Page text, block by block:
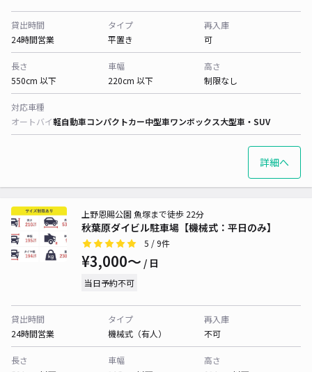
貸出時間
24時間営業
タイプ
平置き
再入庫
可
長さ
550cm 以下
車幅
220cm 以下
高さ
制限なし
対応車種
オートバイ軽自動車コンパクトカー中型車ワンボックス大型車・SUV
詳細へ
秋葉原ダイビル駐車場【機械式：平日のみ】
上野恩賜公園 魚塚まで徒歩 22分
5 / 9件
¥3,000〜 / 日
当日予約不可
貸出時間
24時間営業
タイプ
機械式（有人）
再入庫
不可
長さ
車幅
高さ